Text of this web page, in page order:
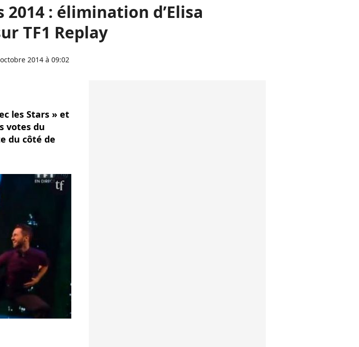
2014 : élimination d’Elisa
TF1 Replay
2014 à 09:02
les Stars » et
votes du
du côté de